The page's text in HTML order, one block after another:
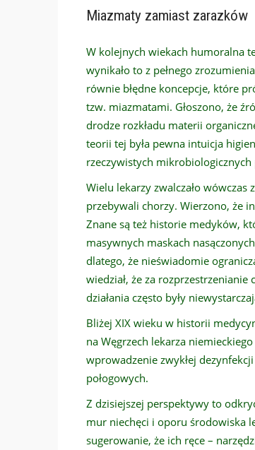
Miazmaty zamiast zarazków
W kolejnych wiekach humoralna
wynikało to z pełnego
równie błędne koncepcje, które
tzw. miazmatami. Głoszono, że
drodze rozkładu materii
teorii tej była pewna intuicja
rzeczywistych mikrobiologicznych
Wielu lekarzy zwalczało wówczas
przebywali chorzy. Wierzono, że
Znane są też historie medyków,
masywnych maskach
dlatego, że nieświadomie
wiedział, że za
działania często były
Bliżej XIX wieku w historii
na Węgrzech lekarza
wprowadzenie zwykłej
połogowych.
Z dzisiejszej perspektywy to
mur niechęci i oporu środowiska
sugerowanie, że ich ręce –